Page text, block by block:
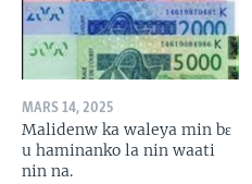
MARS 14, 2025
Malidenw ka waleya min bɛ
u haminanko la nin waati
nin na.